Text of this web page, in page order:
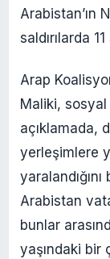
Arabistan’ın
saldırılarda
Arap
Maliki, sosyal
açıklamada,
yerleşimlere
Arabistan
bunlar
yaşındaki bir